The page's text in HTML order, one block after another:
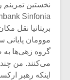
بریتانیا نقل
موومان پایانی
گروه زهی‌ها به
می‌کنند. من
اینکه رهبر